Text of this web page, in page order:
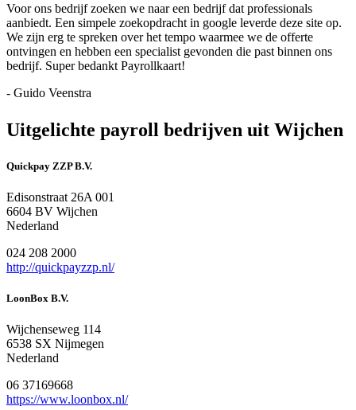
Voor ons bedrijf zoeken we naar een bedrijf dat professionals
aanbiedt. Een simpele zoekopdracht in google leverde deze site op.
We zijn erg te spreken over het tempo waarmee we de offerte
ontvingen en hebben een specialist gevonden die past binnen ons
bedrijf. Super bedankt Payrollkaart!
- Guido Veenstra
Uitgelichte payroll bedrijven uit Wijchen
Quickpay ZZP B.V.
Edisonstraat 26A 001
6604 BV Wijchen
Nederland
024 208 2000
http://quickpayzzp.nl/
LoonBox B.V.
Wijchenseweg 114
6538 SX Nijmegen
Nederland
06 37169668
https://www.loonbox.nl/